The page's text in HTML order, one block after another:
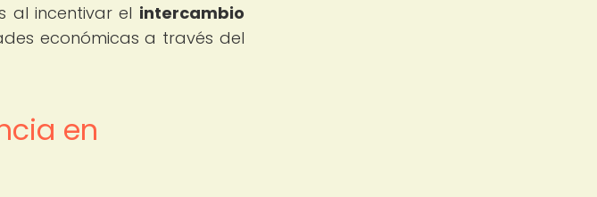
al incentivar el intercambio
económicas a través del
en